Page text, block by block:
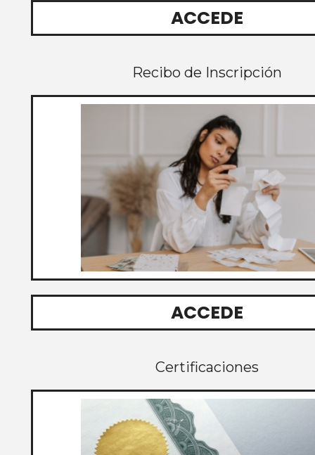
ACCEDE
Recibo de Inscripción
ACCEDE
Certificaciones